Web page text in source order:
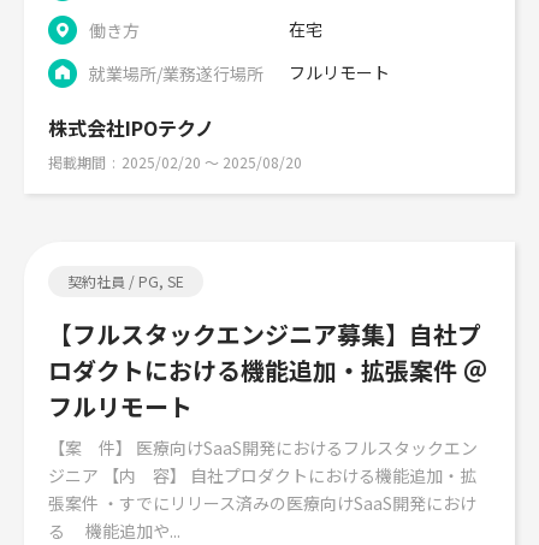
働き方
在宅
就業場所/業務遂行場所
フルリモート
株式会社IPOテクノ
掲載期間 2025/02/20 〜 2025/08/20
契約社員 / PG, SE
【フルスタックエンジニア募集】自社プ
ロダクトにおける機能追加・拡張案件 ＠
フルリモート
【案 件】 医療向けSaaS開発におけるフルスタックエン
ジニア 【内 容】 自社プロダクトにおける機能追加・拡
張案件 ・すでにリリース済みの医療向けSaaS開発におけ
る 機能追加や...